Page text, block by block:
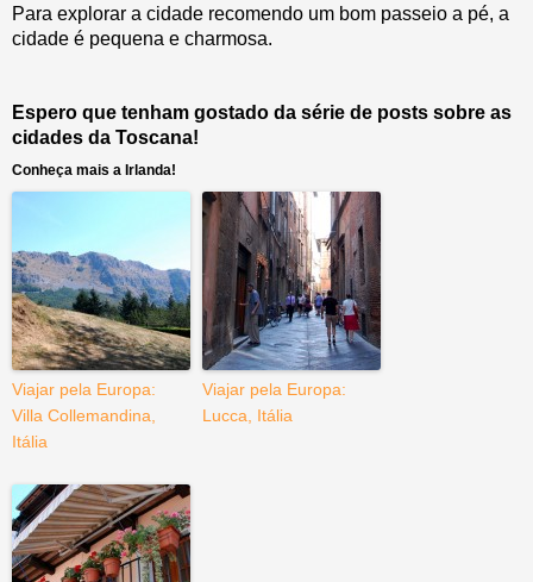
Para explorar a cidade recomendo um bom passeio a pé, a
cidade é pequena e charmosa.
Espero que tenham gostado da série de posts sobre as
cidades da Toscana!
Conheça mais a Irlanda!
Viajar pela Europa:
Villa Collemandina,
Itália
Viajar pela Europa:
Lucca, Itália